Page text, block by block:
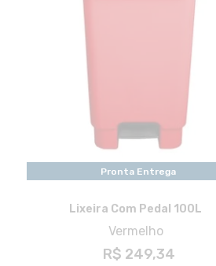
Pronta Entrega
Lixeira Com Pedal 100L
Vermelho
R$ 249,34